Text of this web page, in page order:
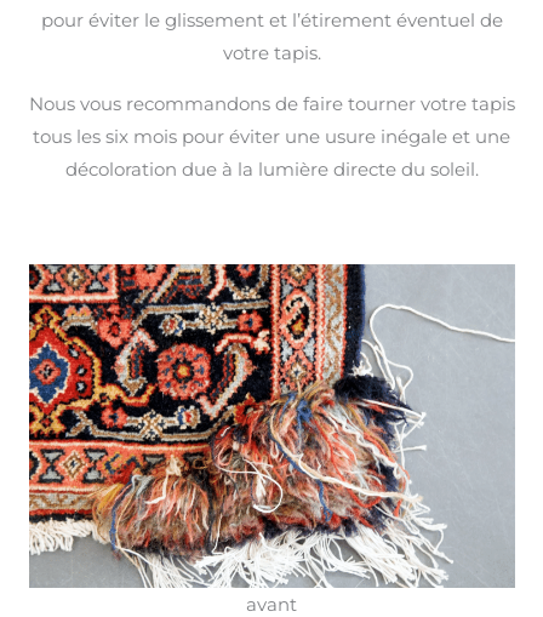
pour éviter le glissement et l’étirement éventuel de
votre tapis.
Nous vous recommandons de faire tourner votre tapis
tous les six mois pour éviter une usure inégale et une
décoloration due à la lumière directe du soleil.
avant